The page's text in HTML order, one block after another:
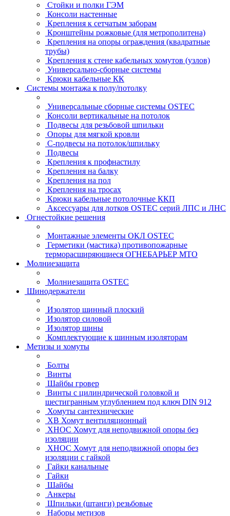
Стойки и полки ГЭМ
Консоли настенные
Крепления к сетчатым заборам
Кронштейны рожковые (для метрополитена)
Крепления на опоры ограждения (квадратные
трубы)
Крепления к стене кабельных хомутов (узлов)
Универсально-сборные системы
Крюки кабельные КК
Системы монтажа к полу/потолку
Универсальные сборные системы OSTEC
Консоли вертикальные на потолок
Подвесы для резьбовой шпильки
Опоры для мягкой кровли
С-подвесы на потолок/шпильку
Подвесы
Крепления к профнастилу
Крепления на балку
Крепления на пол
Крепления на тросах
Крюки кабельные потолочные ККП
Аксессуары для лотков OSTEC серий ЛПС и ЛНС
Огнестойкие решения
Монтажные элементы ОКЛ OSTEC
Герметики (мастика) противопожарные
терморасширяющиеся ОГНЕБАРЬЕР МТО
Молниезащита
Молниезащита OSTEC
Шинодержатели
Изолятор шинный плоский
Изолятор силовой
Изолятор шины
Комплектующие к шинным изоляторам
Метизы и хомуты
Болты
Винты
Шайбы гровер
Винты с цилиндрической головкой и
шестигранным углублением под ключ DIN 912
Хомуты сантехнические
ХВ Хомут вентиляционный
ХНОС Хомут для неподвижной опоры без
изоляции
ХНОС Хомут для неподвижной опоры без
изоляции с гайкой
Гайки канальные
Гайки
Шайбы
Анкеры
Шпильки (штанги) резьбовые
Наборы метизов